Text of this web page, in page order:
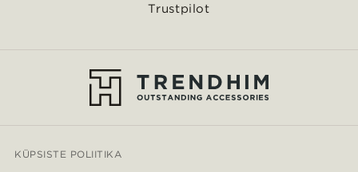
Trustpilot
KÜPSISTE POLIITIKA